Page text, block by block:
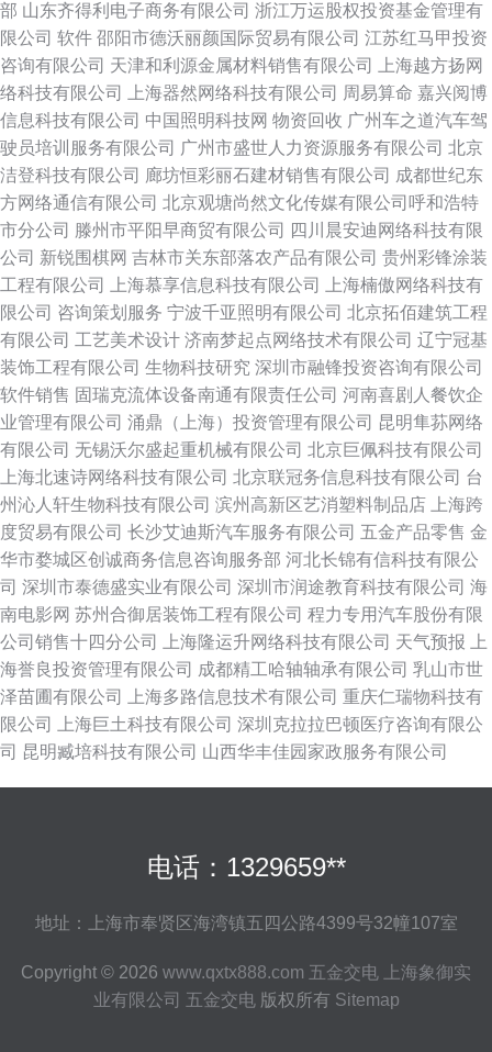
部 山东齐得利电子商务有限公司 浙江万运股权投资基金管理有
限公司 软件 邵阳市德沃丽颜国际贸易有限公司 江苏红马甲投资
咨询有限公司 天津和利源金属材料销售有限公司
上海越方扬网
络科技有限公司
上海器然网络科技有限公司 周易算命 嘉兴阅博
信息科技有限公司 中国照明科技网 物资回收 广州车之道汽车驾
驶员培训服务有限公司 广州市盛世人力资源服务有限公司 北京
洁登科技有限公司 廊坊恒彩丽石建材销售有限公司 成都世纪东
方网络通信有限公司 北京观塘尚然文化传媒有限公司呼和浩特
市分公司 滕州市平阳早商贸有限公司
四川晨安迪网络科技有限
公司 新锐围棋网 吉林市关东部落农产品有限公司 贵州彩锋涂装
工程有限公司
上海慕享信息科技有限公司
上海楠傲网络科技有
限公司 咨询策划服务 宁波千亚照明有限公司 北京拓佰建筑工程
有限公司 工艺美术设计 济南梦起点网络技术有限公司 辽宁冠基
装饰工程有限公司 生物科技研究 深圳市融锋投资咨询有限公司
软件销售 固瑞克流体设备南通有限责任公司 河南喜剧人餐饮企
业管理有限公司 涌鼎（上海）投资管理有限公司 昆明隼荪网络
有限公司 无锡沃尔盛起重机械有限公司 北京巨佩科技有限公司
上海北速诗网络科技有限公司 北京联冠务信息科技有限公司 台
州沁人轩生物科技有限公司 滨州高新区艺消塑料制品店
上海跨
度贸易有限公司 长沙艾迪斯汽车服务有限公司 五金产品零售 金
华市婺城区创诚商务信息咨询服务部 河北长锦有信科技有限公
司 深圳市泰德盛实业有限公司 深圳市润途教育科技有限公司 海
南电影网 苏州合御居装饰工程有限公司 程力专用汽车股份有限
公司销售十四分公司
上海隆运升网络科技有限公司 天气预报
上
海誉良投资管理有限公司 成都精工哈轴轴承有限公司 乳山市世
泽苗圃有限公司
上海多路信息技术有限公司 重庆仁瑞物科技有
限公司
上海巨土科技有限公司 深圳克拉拉巴顿医疗咨询有限公
司 昆明臧培科技有限公司 山西华丰佳园家政服务有限公司
电话：1329659**
地址：上海市奉贤区海湾镇五四公路4399号32幢107室
Copyright © 2026 www.qxtx888.com 五金交电
上海象御实
业有限公司 五金交电版权所有 Sitemap